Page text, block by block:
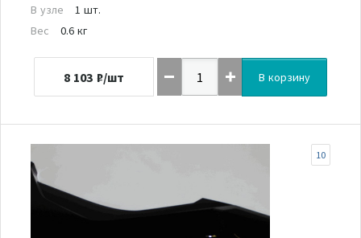
В узле
1 шт.
Вес
0.6 кг
8 103 ₽/шт В корзину
10